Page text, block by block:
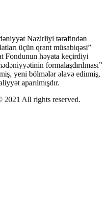
Nazirliyi tərəfindən
üçün qrant müsabiqəsi”
Fondunun həyata keçirdiyi
formalaşdırılması”
yeni bölmələr əlavə ediımiş,
aparılmışdır.
All rights reserved.